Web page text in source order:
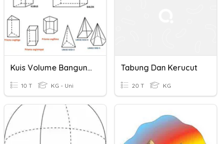
Kuis Volume Bangun Ruang
10 T KG - Uni
Tabung Dan Kerucut
20 T KG